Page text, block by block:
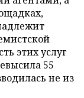
этих услуг
55
не из